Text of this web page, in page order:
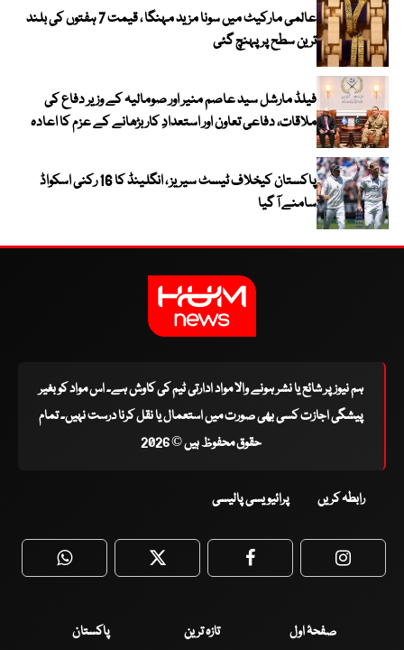
عالمی مارکیٹ میں سونا مزید مہنگا ، قیمت 7 ہفتوں کی بلند
ترین سطح پر پہنچ گئی
فیلڈ مارشل سید عاصم منیر اور صومالیہ کے وزیر دفاع کی
ملاقات، دفاعی تعاون اور استعدادِ کار بڑھانے کے عزم کا اعادہ
پاکستان کیخلاف ٹیسٹ سیریز ، انگلینڈ کا 16 رکنی اسکواڈ
سامنے آ گیا
ہم نیوز پر شائع یا نشر ہونے والا مواد ادارتی ٹیم کی کاوش ہے۔ اس مواد کو بغیر
پیشگی اجازت کسی بھی صورت میں استعمال یا نقل کرنا درست نہیں۔ تمام
حقوق محفوظ ہیں © 2026
رابطہ کریں پرائیویسی پالیسی
WhatsApp Twitter Facebook
صفحۂ اول تازہ ترین
پاکستان